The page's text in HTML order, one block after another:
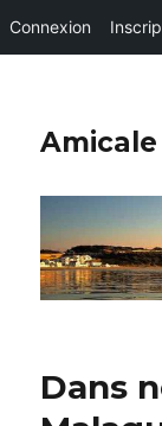
Connexion
Dans